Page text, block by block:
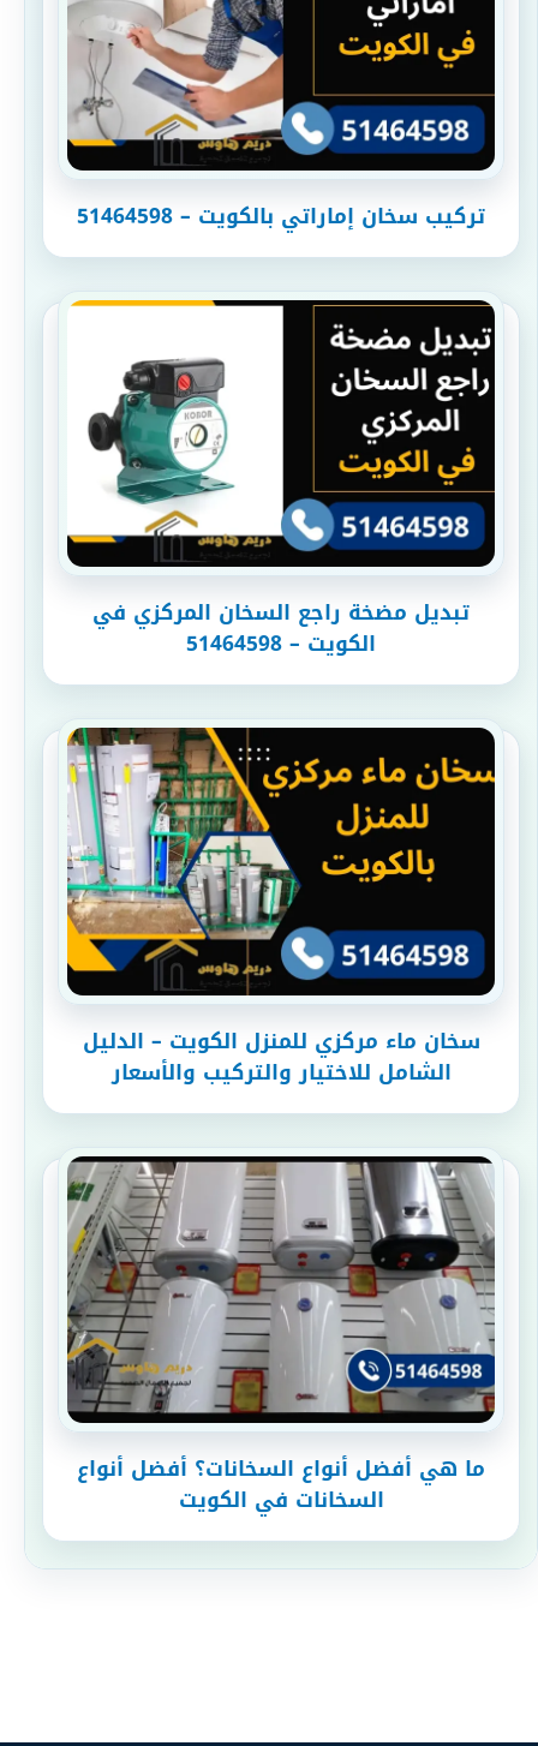
تركيب سخان إماراتي بالكويت – 51464598
تبديل مضخة راجع السخان المركزي في
الكويت – 51464598
سخان ماء مركزي للمنزل الكويت – الدليل
الشامل للاختيار والتركيب والأسعار
ما هي أفضل أنواع السخانات؟ أفضل أنواع
السخانات في الكويت